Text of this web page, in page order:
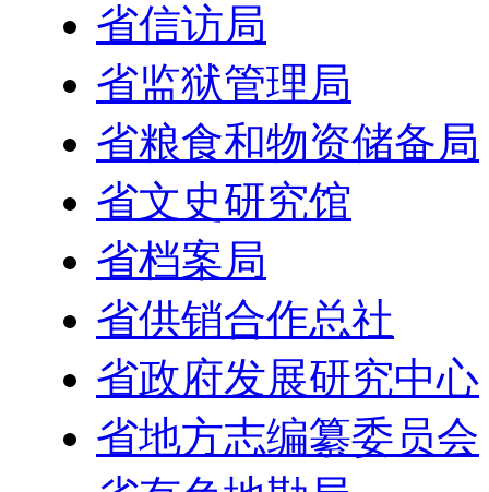
省信访局
省监狱管理局
省粮食和物资储备局
省文史研究馆
省档案局
省供销合作总社
省政府发展研究中心
省地方志编纂委员会